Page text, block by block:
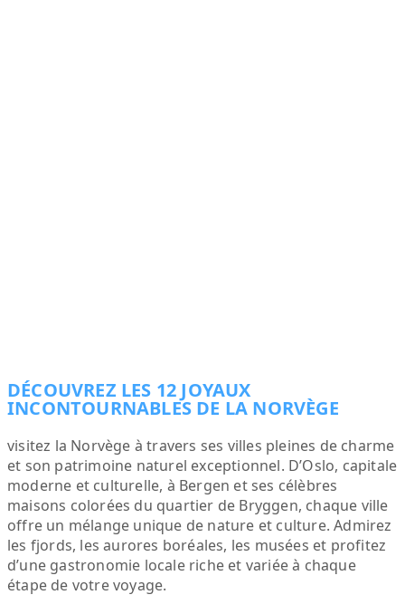
DÉCOUVREZ LES 12 JOYAUX
INCONTOURNABLES DE LA NORVÈGE
visitez la Norvège à travers ses villes pleines de charme
et son patrimoine naturel exceptionnel. D’Oslo, capitale
moderne et culturelle, à Bergen et ses célèbres
maisons colorées du quartier de Bryggen, chaque ville
offre un mélange unique de nature et culture. Admirez
les fjords, les aurores boréales, les musées et profitez
d’une gastronomie locale riche et variée à chaque
étape de votre voyage.